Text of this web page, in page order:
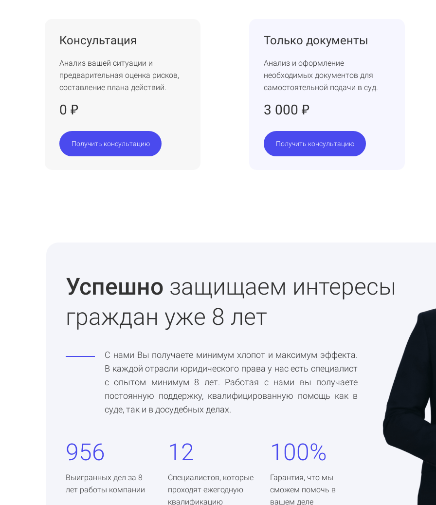
Консультация
Анализ вашей ситуации и
предварительная оценка рисков,
составление плана действий.
0 ₽
Получить консультацию
Только документы
Анализ и оформление
необходимых документов для
самостоятельной подачи в суд.
3 000 ₽
Получить консультацию
Успешно защищаем интересы
граждан уже 8 лет
С нами Вы получаете минимум хлопот и максимум эффекта.
В каждой отрасли юридического права у нас есть специалист
с опытом минимум 8 лет. Работая с нами вы получаете
постоянную поддержку, квалифицированную помощь как в
суде, так и в досудебных делах.
956
Выигранных дел за 8
лет работы компании
12
Специалистов, которые
проходят ежегодную
квалификацию
100%
Гарантия, что мы
сможем помочь в
вашем деле